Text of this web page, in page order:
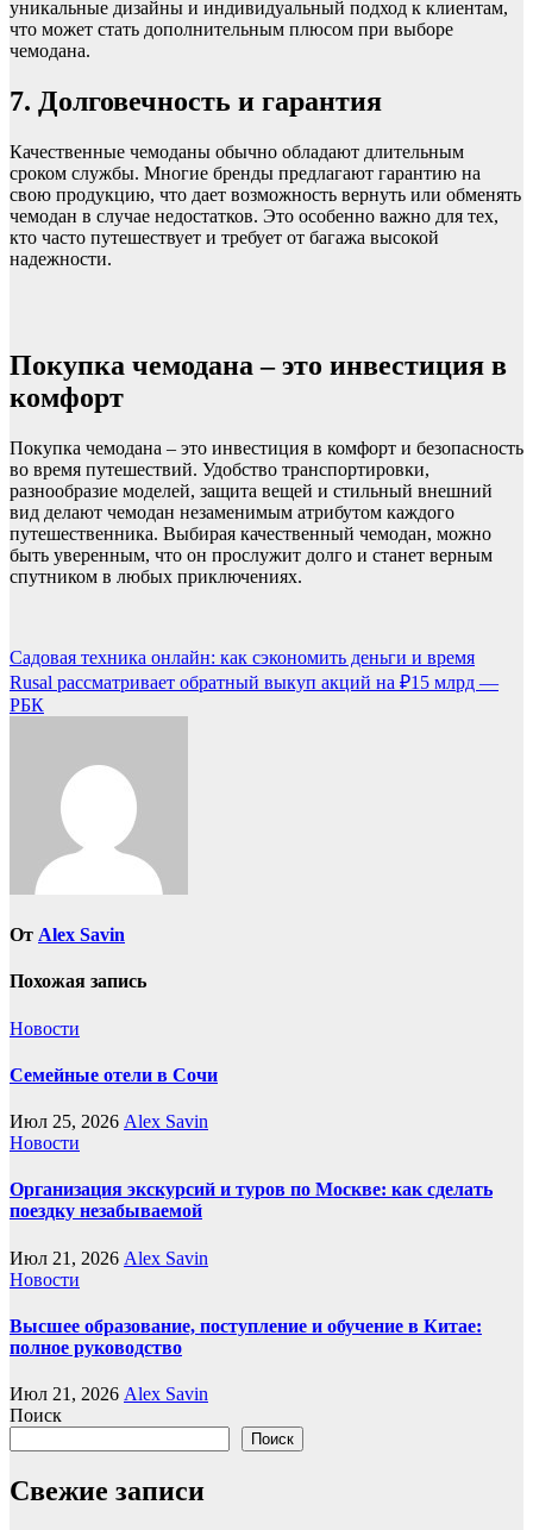
уникальные дизайны и индивидуальный подход к клиентам,
что может стать дополнительным плюсом при выборе
чемодана.
7. Долговечность и гарантия
Качественные чемоданы обычно обладают длительным
сроком службы. Многие бренды предлагают гарантию на
свою продукцию, что дает возможность вернуть или обменять
чемодан в случае недостатков. Это особенно важно для тех,
кто часто путешествует и требует от багажа высокой
надежности.
Покупка чемодана – это инвестиция в
комфорт
Покупка чемодана – это инвестиция в комфорт и безопасность
во время путешествий. Удобство транспортировки,
разнообразие моделей, защита вещей и стильный внешний
вид делают чемодан незаменимым атрибутом каждого
путешественника. Выбирая качественный чемодан, можно
быть уверенным, что он прослужит долго и станет верным
спутником в любых приключениях.
Навигация
по
записям
Садовая техника онлайн: как сэкономить деньги и время
Rusal рассматривает обратный выкуп акций на ₽15 млрд —
РБК
От Alex Savin
Похожая запись
Новости
Семейные отели в Сочи
Июл 25, 2026 Alex Savin
Новости
Организация экскурсий и туров по Москве: как сделать
поездку незабываемой
Июл 21, 2026 Alex Savin
Новости
Высшее образование, поступление и обучение в Китае:
полное руководство
Июл 21, 2026 Alex Savin
Поиск
Поиск
Свежие записи